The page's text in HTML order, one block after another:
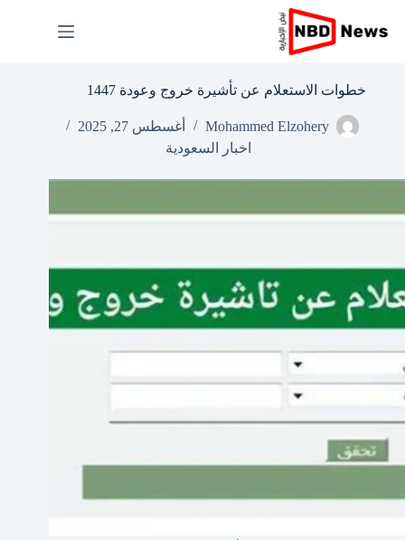
إلى
المحتوى
خطوات الاستعلام عن تأشيرة خروج وعودة 1447
Mohammed Elzohery
أغسطس 27, 2025
اخبار السعودية